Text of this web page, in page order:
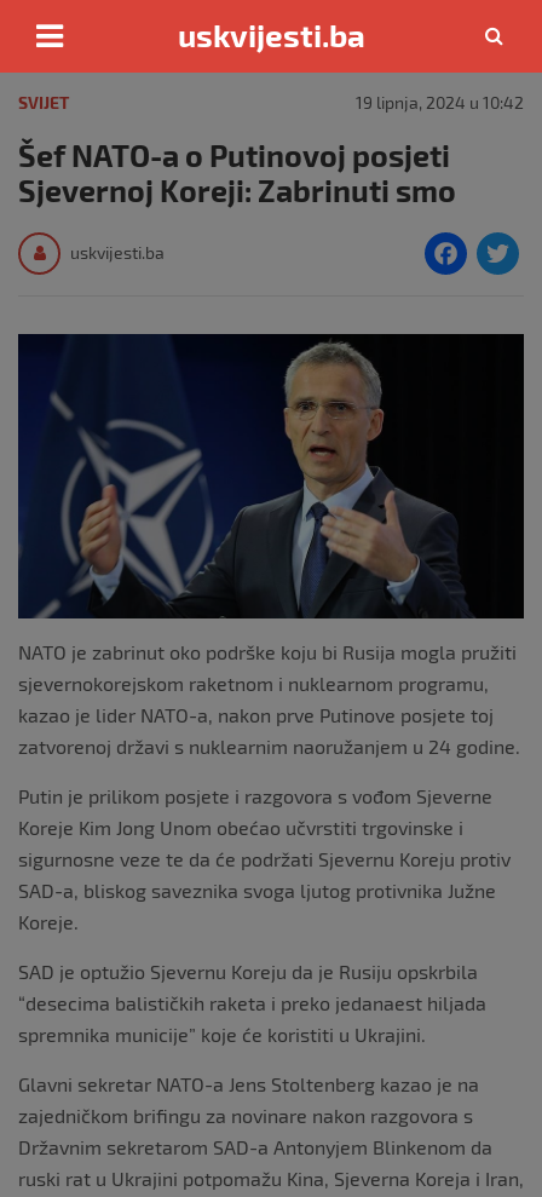
content
uskvijesti.ba
SVIJET 19 lipnja, 2024 u 10:42
Šef NATO-a o Putinovoj posjeti
Sjevernoj Koreji: Zabrinuti smo
uskvijesti.ba
F
c
NATO je zabrinut oko podrške koju bi Rusija mogla pružiti
sjevernokorejskom raketnom i nuklearnom programu,
kazao je lider NATO-a, nakon prve Putinove posjete toj
zatvorenoj državi s nuklearnim naoružanjem u 24 godine.
Putin je prilikom posjete i razgovora s vođom Sjeverne
Koreje Kim Jong Unom obećao učvrstiti trgovinske i
sigurnosne veze te da će podržati Sjevernu Koreju protiv
SAD-a, bliskog saveznika svoga ljutog protivnika Južne
Koreje.
SAD je optužio Sjevernu Koreju da je Rusiju opskrbila
“desecima balističkih raketa i preko jedanaest hiljada
spremnika municije” koje će koristiti u Ukrajini.
Glavni sekretar NATO-a Jens Stoltenberg kazao je na
zajedničkom brifingu za novinare nakon razgovora s
Državnim sekretarom SAD-a Antonyjem Blinkenom da
ruski rat u Ukrajini potpomažu Kina, Sjeverna Koreja i Iran,